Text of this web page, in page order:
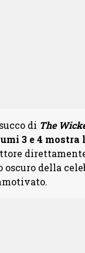
di The
3 e 4
oscuro della